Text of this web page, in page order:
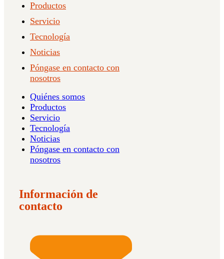
Productos
Servicio
Tecnología
Noticias
Póngase en contacto con
nosotros
Quiénes somos
Productos
Servicio
Tecnología
Noticias
Póngase en contacto con
nosotros
Información de
contacto